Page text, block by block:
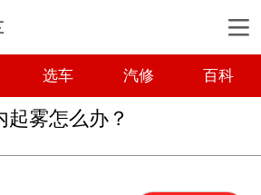
选车 汽修 百科
起雾怎么办？